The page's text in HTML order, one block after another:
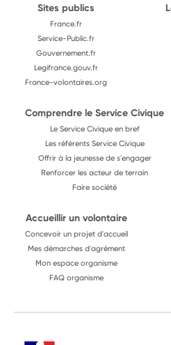
Sites publics
France.fr
Service-Public.fr
Gouvernement.fr
Legifrance.gouv.fr
France-volontaires.org
Comprendre le Service Civique
Le Service Civique en bref
Les référents Service Civique
Offrir à la jeunesse de s'engager
Renforcer les acteur de terrain
Faire société
Accueillir un volontaire
Concevoir un projet d'accueil
Mes démarches d'agrément
Mon espace organisme
FAQ organisme